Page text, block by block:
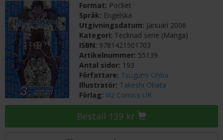
Format: Pocket
Språk: Engelska
Utgivningsdatum: Januari 2006
Kategori: Tecknad serie (Manga)
ISBN: 9781421501703
Artikelnummer: 55139
Antal sidor: 193
Författare: Tsugumi Ohba
Illustratör: Takeshi Obata
Förlag:Viz Comics UK
Beställ 139 kr